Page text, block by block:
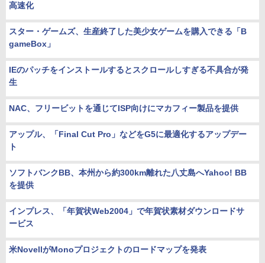
高速化
スター・ゲームズ、生産終了した美少女ゲームを購入できる「B
gameBox」
IEのパッチをインストールするとスクロールしすぎる不具合が発
生
NAC、フリービットを通じてISP向けにマカフィー製品を提供
アップル、「Final Cut Pro」などをG5に最適化するアップデー
ト
ソフトバンクBB、本州から約300km離れた八丈島へYahoo! BB
を提供
インプレス、「年賀状Web2004」で年賀状素材ダウンロードサ
ービス
米NovellがMonoプロジェクトのロードマップを発表